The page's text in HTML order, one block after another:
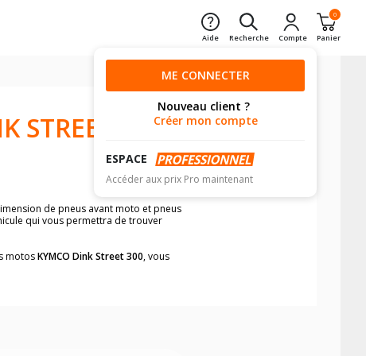
Aide Recherche Compte
0
Panier
ME CONNECTER
Nouveau client ?
Créer mon compte
ESPACE
Accéder aux prix Pro maintenant
STREET
de pneus avant moto et pneus
qui vous permettra de trouver
motosKYMCO Dink Street 300, vous
dans le carnet de bord de